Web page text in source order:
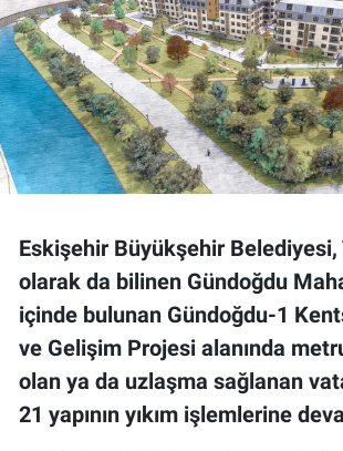
Eskişehir Büyükşehir Belediyesi,
olarak da bilinen Gündoğdu
içinde bulunan Gündoğdu-1
ve Gelişim Projesi alanında
olan ya da uzlaşma sağlanan
21 yapının yıkım işlemlerine
Gezi
Genel
Çevre
Yerel
Magazin
Bilim ve Teknoloji